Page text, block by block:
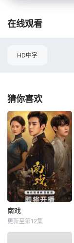
在线观看
HD中字
猜你喜欢
南戏
更新至第12集